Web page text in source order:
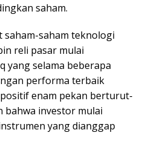
saham.
saham teknologi
reli pasar mulai
yang selama beberapa
performa terbaik
enam pekan berturut-
bahwa investor mulai
yang dianggap